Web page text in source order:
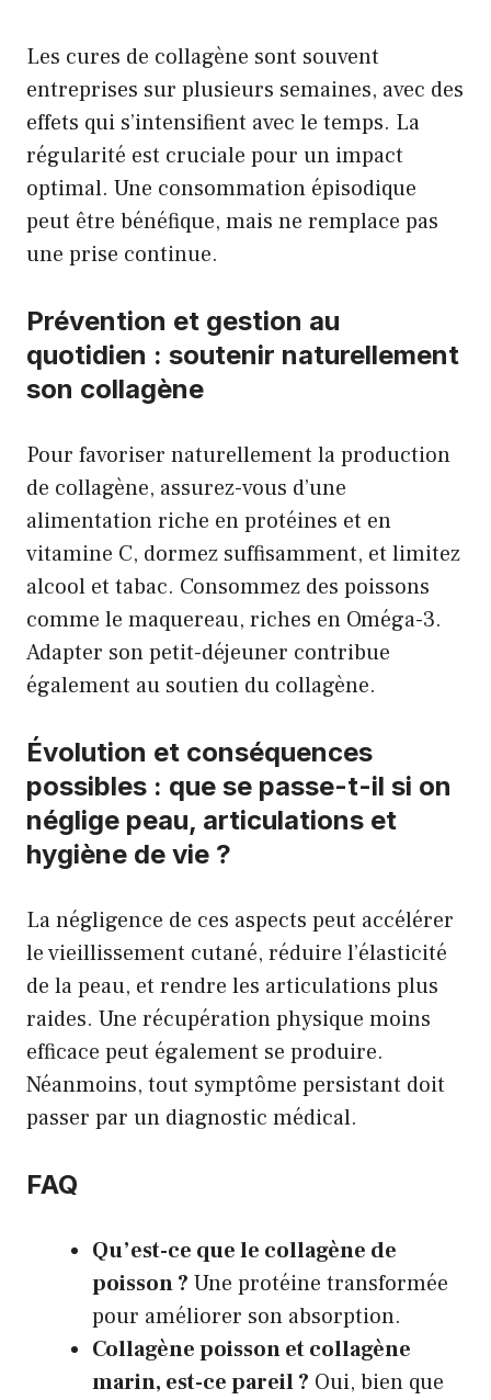
Les cures de collagène sont souvent
entreprises sur plusieurs semaines, avec des
effets qui s’intensifient avec le temps. La
régularité est cruciale pour un impact
optimal. Une consommation épisodique
peut être bénéfique, mais ne remplace pas
une prise continue.
Prévention et gestion au
quotidien : soutenir naturellement
son collagène
Pour favoriser naturellement la production
de collagène, assurez-vous d’une
alimentation riche en protéines et en
vitamine C, dormez suffisamment, et limitez
alcool et tabac. Consommez des poissons
comme le maquereau, riches en Oméga-3.
Adapter son petit-déjeuner contribue
également au soutien du collagène.
Évolution et conséquences
possibles : que se passe-t-il si on
néglige peau, articulations et
hygiène de vie ?
La négligence de ces aspects peut accélérer
le vieillissement cutané, réduire l’élasticité
de la peau, et rendre les articulations plus
raides. Une récupération physique moins
efficace peut également se produire.
Néanmoins, tout symptôme persistant doit
passer par un diagnostic médical.
FAQ
Qu’est-ce que le collagène de
poisson ? Une protéine transformée
pour améliorer son absorption.
Collagène poisson et collagène
marin, est-ce pareil ? Oui, bien que